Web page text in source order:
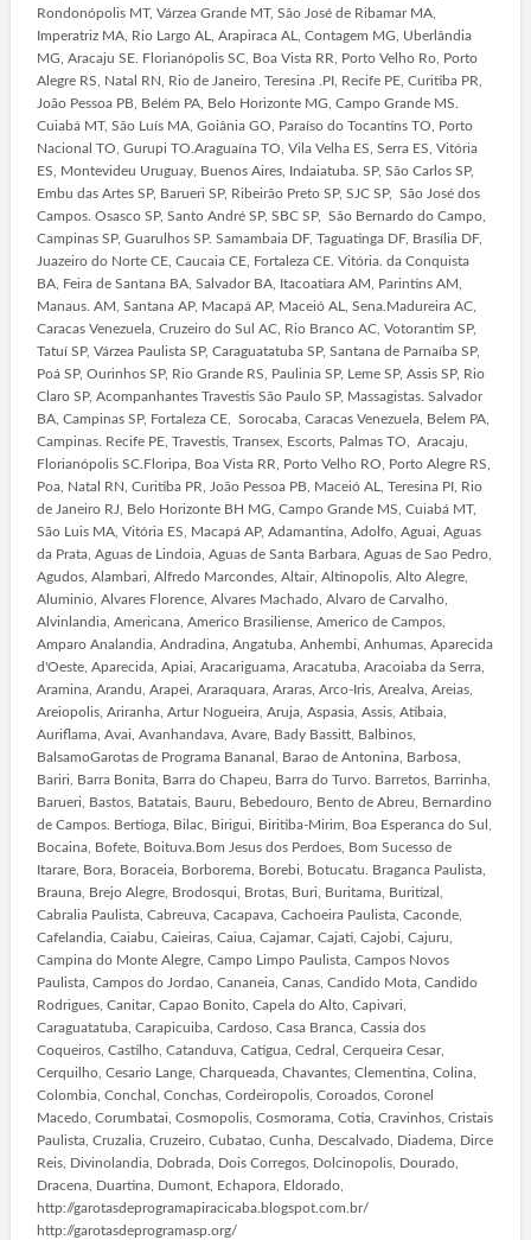
Rondonópolis MT, Várzea Grande MT, São José de Ribamar MA,
Imperatriz MA, Rio Largo AL, Arapiraca AL, Contagem MG, Uberlândia
MG, Aracaju SE. Florianópolis SC, Boa Vista RR, Porto Velho Ro, Porto
Alegre RS, Natal RN, Rio de Janeiro, Teresina .PI, Recife PE, Curitiba PR,
João Pessoa PB, Belém PA, Belo Horizonte MG, Campo Grande MS.
Cuiabá MT, São Luís MA, Goiânia GO, Paraíso do Tocantins TO, Porto
Nacional TO, Gurupi TO.Araguaína TO, Vila Velha ES, Serra ES, Vitória
ES, Montevideu Uruguay, Buenos Aires, Indaiatuba. SP, São Carlos SP,
Embu das Artes SP, Barueri SP, Ribeirão Preto SP, SJC SP, São José dos
Campos. Osasco SP, Santo André SP, SBC SP, São Bernardo do Campo,
Campinas SP, Guarulhos SP. Samambaia DF, Taguatinga DF, Brasília DF,
Juazeiro do Norte CE, Caucaia CE, Fortaleza CE. Vitória. da Conquista
BA, Feira de Santana BA, Salvador BA, Itacoatiara AM, Parintins AM,
Manaus. AM, Santana AP, Macapá AP, Maceió AL, Sena.Madureira AC,
Caracas Venezuela, Cruzeiro do Sul AC, Rio Branco AC, Votorantim SP,
Tatuí SP, Várzea Paulista SP, Caraguatatuba SP, Santana de Parnaíba SP,
Poá SP, Ourinhos SP, Rio Grande RS, Paulinia SP, Leme SP, Assis SP, Rio
Claro SP, Acompanhantes Travestis São Paulo SP, Massagistas. Salvador
BA, Campinas SP, Fortaleza CE, Sorocaba, Caracas Venezuela, Belem PA,
Campinas. Recife PE, Travestis, Transex, Escorts, Palmas TO, Aracaju,
Florianópolis SC.Floripa, Boa Vista RR, Porto Velho RO, Porto Alegre RS,
Poa, Natal RN, Curitiba PR, João Pessoa PB, Maceió AL, Teresina PI, Rio
de Janeiro RJ, Belo Horizonte BH MG, Campo Grande MS, Cuiabá MT,
São Luis MA, Vitória ES, Macapá AP, Adamantina, Adolfo, Aguai, Aguas
da Prata, Aguas de Lindoia, Aguas de Santa Barbara, Aguas de Sao Pedro,
Agudos, Alambari, Alfredo Marcondes, Altair, Altinopolis, Alto Alegre,
Aluminio, Alvares Florence, Alvares Machado, Alvaro de Carvalho,
Alvinlandia, Americana, Americo Brasiliense, Americo de Campos,
Amparo Analandia, Andradina, Angatuba, Anhembi, Anhumas, Aparecida
d'Oeste, Aparecida, Apiai, Aracariguama, Aracatuba, Aracoiaba da Serra,
Aramina, Arandu, Arapei, Araraquara, Araras, Arco-Iris, Arealva, Areias,
Areiopolis, Ariranha, Artur Nogueira, Aruja, Aspasia, Assis, Atibaia,
Auriflama, Avai, Avanhandava, Avare, Bady Bassitt, Balbinos,
BalsamoGarotas de Programa Bananal, Barao de Antonina, Barbosa,
Bariri, Barra Bonita, Barra do Chapeu, Barra do Turvo. Barretos, Barrinha,
Barueri, Bastos, Batatais, Bauru, Bebedouro, Bento de Abreu, Bernardino
de Campos. Bertioga, Bilac, Birigui, Biritiba-Mirim, Boa Esperanca do Sul,
Bocaina, Bofete, Boituva.Bom Jesus dos Perdoes, Bom Sucesso de
Itarare, Bora, Boraceia, Borborema, Borebi, Botucatu. Braganca Paulista,
Brauna, Brejo Alegre, Brodosqui, Brotas, Buri, Buritama, Buritizal,
Cabralia Paulista, Cabreuva, Cacapava, Cachoeira Paulista, Caconde,
Cafelandia, Caiabu, Caieiras, Caiua, Cajamar, Cajati, Cajobi, Cajuru,
Campina do Monte Alegre, Campo Limpo Paulista, Campos Novos
Paulista, Campos do Jordao, Cananeia, Canas, Candido Mota, Candido
Rodrigues, Canitar, Capao Bonito, Capela do Alto, Capivari,
Caraguatatuba, Carapicuiba, Cardoso, Casa Branca, Cassia dos
Coqueiros, Castilho, Catanduva, Catigua, Cedral, Cerqueira Cesar,
Cerquilho, Cesario Lange, Charqueada, Chavantes, Clementina, Colina,
Colombia, Conchal, Conchas, Cordeiropolis, Coroados, Coronel
Macedo, Corumbatai, Cosmopolis, Cosmorama, Cotia, Cravinhos, Cristais
Paulista, Cruzalia, Cruzeiro, Cubatao, Cunha, Descalvado, Diadema, Dirce
Reis, Divinolandia, Dobrada, Dois Corregos, Dolcinopolis, Dourado,
Dracena, Duartina, Dumont, Echapora, Eldorado,
http://garotasdeprogramapiracicaba.blogspot.com.br/
http://garotasdeprogramasp.org/